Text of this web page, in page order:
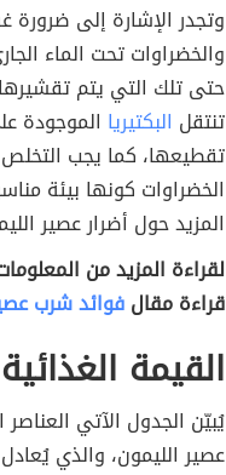
وتجدر الإشارة إلى ضرورة
والخضراوات تحت الماء
حتى تلك التي يتم
تنتقل البكتيريا الموجودة
تقطيعها، كما يجب
الخضراوات كونها بيئة
المزيد حول أضرار عصير
لقراءة المزيد من
قراءة مقالفوائد شرب
القيمة
يُبيّن الجدول الآتي
عصير الليمون، والذي يُعادل 244